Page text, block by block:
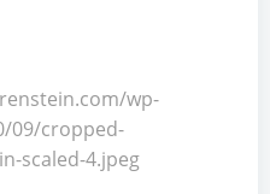
wp-
09/cropped-
scaled-4.jpeg